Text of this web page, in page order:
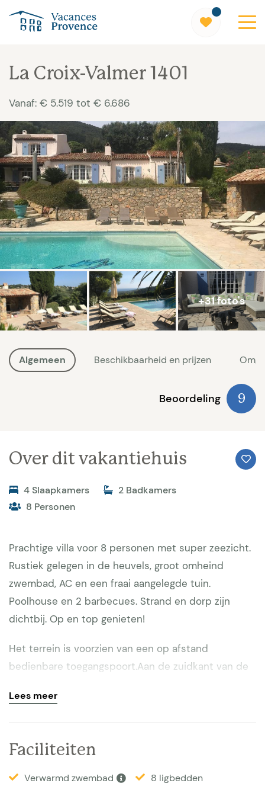
La Croix-Valmer 1401
Vanaf: € 5.519 tot € 6.686
+31 foto's
Algemeen Beschikbaarheid en prijzen
Beoordeling 9
Over dit vakantiehuis
4 Slaapkamers
2 Badkamers
8 Personen
Prachtige villa voor 8 personen met super zeezicht.
Rustiek gelegen in de heuvels, groot omheind
zwembad, AC en een fraai aangelegde tuin.
Poolhouse en 2 barbecues. Strand en dorp zijn
dichtbij. Op en top genieten!
Het terrein is voorzien van een op afstand
bedienbare toegangspoort.Aan de zuidkant van de
ligt met onder meer oude pijnbomen, treft U twee
plaatsnemen in de mooie ruime lounge set. Het
terras loopt over in een overdekt terras, waar je aan
Lees meer
Faciliteiten
Verwarmd zwembad
8 ligbedden